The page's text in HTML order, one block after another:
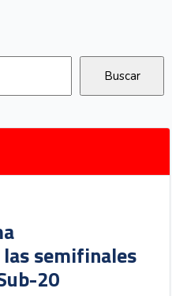
semifinales
20